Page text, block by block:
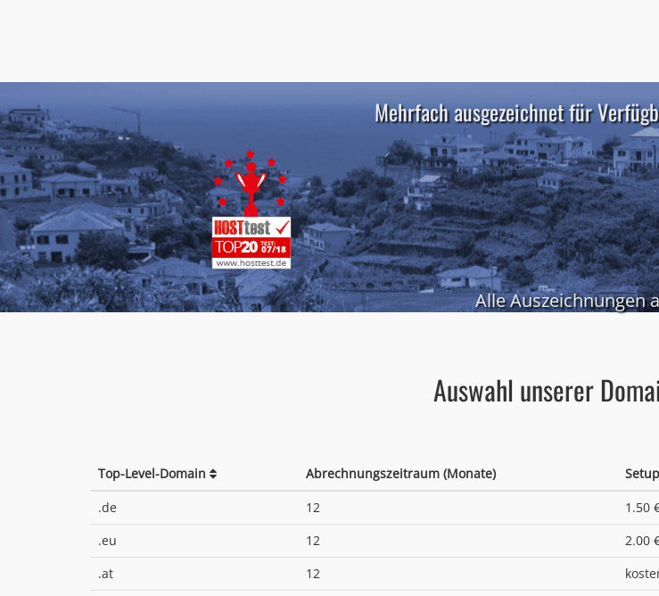
Mehrfach ausgezeichnet für
Alle Auszeichnungen
Auswahl unserer
Top-Level-Domain
Abrechnungszeitraum (Monate)
.de
12 1.50
.eu 12 2.00
.at 12